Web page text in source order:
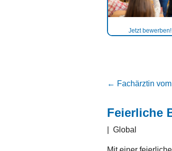
Jetzt bewerben!
← Fachärztin
Feierliche
Global